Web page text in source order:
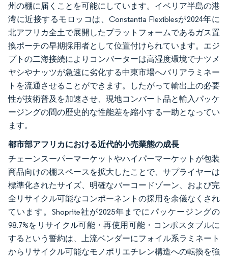
州の棚に届くことを可能にしています。イベリア半島の港
湾に近接するモロッコは、Constantia Flexiblesが2024年に
北アフリカ全土で展開したプラットフォームであるガス置
換ポーチの早期採用者として位置付けられています。エジ
プトの二海接続によりコンバーターは高湿度環境でナツメ
ヤシやナッツが急速に劣化する中東市場へバリアラミネー
トを流通させることができます。したがって輸出上の必要
性が技術普及を加速させ、現地コンバート品と輸入パッケ
ージングの間の歴史的な性能差を縮小する一助となってい
ます。
都市部アフリカにおける近代的小売業態の成長
チェーンスーパーマーケットやハイパーマーケットが包装
商品向けの棚スペースを拡大したことで、サプライヤーは
標準化されたサイズ、明確なバーコードゾーン、および完
全リサイクル可能なコンポーネントの採用を余儀なくされ
ています。Shoprite社が2025年までにパッケージングの
98.7%をリサイクル可能・再使用可能・コンポスタブルに
するという誓約は、上流ベンダーにフォイル系ラミネート
からリサイクル可能なモノポリエチレン構造への転換を強